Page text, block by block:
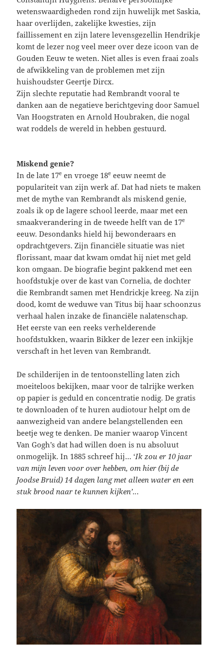
wetenswaardigheden rond zijn huwelijk met Saskia,
haar overlijden, zakelijke kwesties, zijn
faillissement en zijn latere levensgezellin Hendrikje
komt de lezer nog veel meer over deze icoon van de
Gouden Eeuw te weten. Niet alles is even fraai zoals
de afwikkeling van de problemen met zijn
huishoudster Geertje Dircx.
Zijn slechte reputatie had Rembrandt vooral te
danken aan de negatieve berichtgeving door Samuel
Van Hoogstraten en Arnold Houbraken, die nogal
wat roddels de wereld in hebben gestuurd.
Miskend genie?
In de late 17e en vroege 18e eeuw neemt de
populariteit van zijn werk af. Dat had niets te maken
met de mythe van Rembrandt als miskend genie,
zoals ik op de lagere school leerde, maar met een
smaakverandering in de tweede helft van de 17e
eeuw. Desondanks hield hij bewonderaars en
opdrachtgevers. Zijn financiële situatie was niet
florissant, maar dat kwam omdat hij niet met geld
kon omgaan. De biografie begint pakkend met een
hoofdstukje over de kast van Cornelia, de dochter
die Rembrandt samen met Hendrickje kreeg. Na zijn
dood, komt de weduwe van Titus bij haar schoonzus
verhaal halen inzake de financiële nalatenschap.
Het eerste van een reeks verhelderende
hoofdstukken, waarin Bikker de lezer een inkijkje
verschaft in het leven van Rembrandt.
De schilderijen in de tentoonstelling laten zich
moeiteloos bekijken, maar voor de talrijke werken
op papier is geduld en concentratie nodig. De gratis
te downloaden of te huren audiotour helpt om de
aanwezigheid van andere belangstellenden een
beetje weg te denken. De manier waarop Vincent
Van Gogh’s dat had willen doen is nu absoluut
onmogelijk. In 1885 schreef hij… ‘Ik zou er 10 jaar
van mijn leven voor over hebben, om hier (bij de
Joodse Bruid) 14 dagen lang met alleen water en een
stuk brood naar te kunnen kijken’...